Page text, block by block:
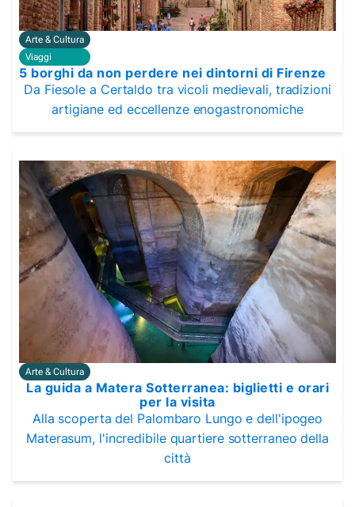
Arte & Cultura
Viaggi
5 borghi da non perdere nei dintorni di Firenze
Da Fiesole a Certaldo tra vicoli medievali, tradizioni
artigiane ed eccellenze enogastronomiche
Arte & Cultura
La guida a Matera Sotterranea: biglietti e orari
per la visita
Alla scoperta del Palombaro Lungo e dell'ipogeo
Materasum, l'incredibile quartiere sotterraneo della
città